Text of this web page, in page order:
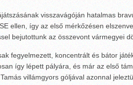
visszavágóján hatalmas
ellen, így az első mérkőzésen
bejutottunk az összevont vármegyei
fegyelmezett, koncentrált és bátor
így lépett pályára, és már az első
villámgyors góljával azonnal